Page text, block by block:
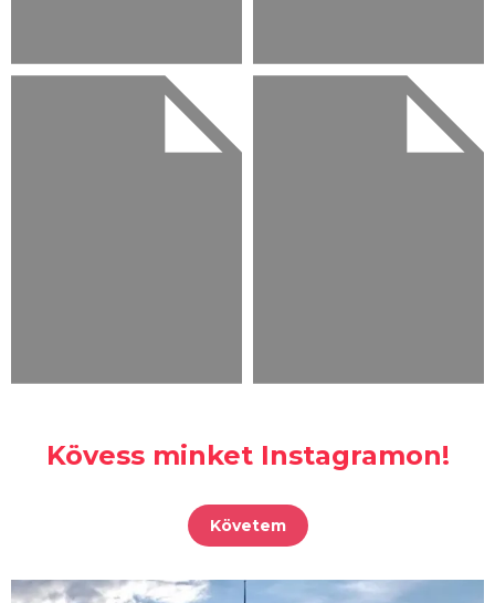
Kövess minket Instagramon!
Követem